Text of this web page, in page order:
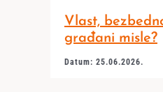
Vlast,
građani misle?
Datum: 25.06.2026.